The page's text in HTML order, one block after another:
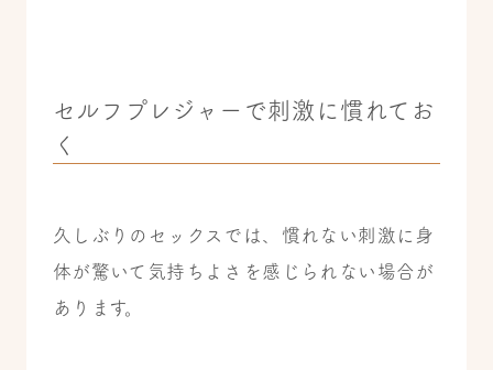
セルフプレジャーで刺激に慣れてお
く
久しぶりのセックスでは、慣れない刺激に身
体が驚いて気持ちよさを感じられない場合が
あります。